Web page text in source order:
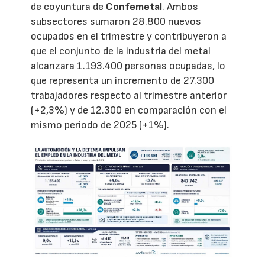
de coyuntura de Confemetal. Ambos
subsectores sumaron 28.800 nuevos
ocupados en el trimestre y contribuyeron a
que el conjunto de la industria del metal
alcanzara 1.193.400 personas ocupadas, lo
que representa un incremento de 27.300
trabajadores respecto al trimestre anterior
(+2,3%) y de 12.300 en comparación con el
mismo periodo de 2025 (+1%).